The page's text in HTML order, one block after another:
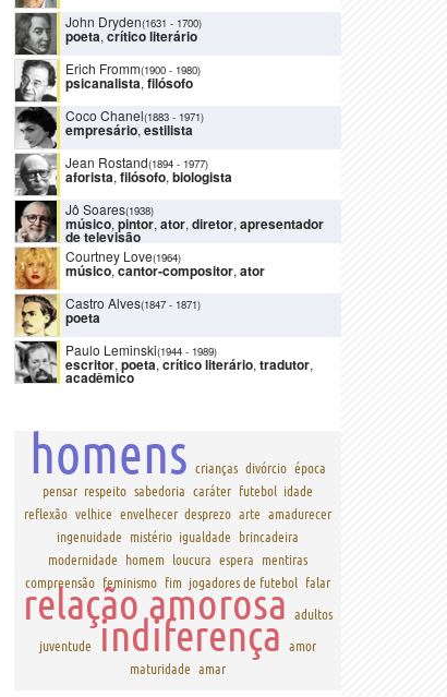
John Dryden(1631 - 1700)
poeta, crítico literário
Erich Fromm(1900 - 1980)
psicanalista,filósofo
Coco Chanel(1883 - 1971)
empresário, estilista
Jean Rostand(1894 - 1977)
aforista, filósofo, biologista
Jô Soares(1938)
músico, pintor, ator, diretor, apresentador
de televisão
Courtney Love(1964)
músico,cantor-compositor, ator
Castro Alves(1847 - 1871)
poeta
Paulo Leminski(1944 - 1989)
escritor, poeta,crítico literário, tradutor,
acadêmico
homens crianças divórcio época
pensar respeito sabedoria caráter futebol idade
reflexão velhice envelhecer desprezo arte amadurecer
ingenuidade
mistério igualdade
brincadeira
modernidade
homem loucura espera
mentiras
compreensão feminismo fim jogadores de futebol falar
relação amorosa adultos
juventude indiferença amor
maturidade amar